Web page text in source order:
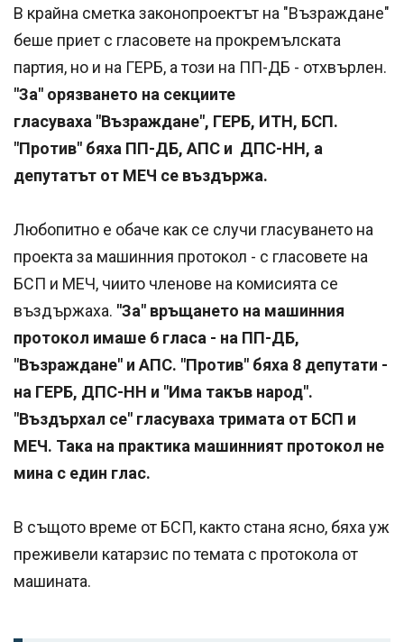
В крайна сметка законопроектът на "Възраждане"
беше приет с гласовете на прокремълската
партия, но и на ГЕРБ, а този на ПП-ДБ - отхвърлен.
"За" орязването на секциите
гласуваха "Възраждане", ГЕРБ, ИТН, БСП.
"Против" бяха ПП-ДБ, АПС и ДПС-НН, а
депутатът от МЕЧ се въздържа.
Любопитно е обаче как се случи гласуването на
проекта за машинния протокол - с гласовете на
БСП и МЕЧ, чиито членове на комисията се
въздържаха. "За" връщането на машинния
протокол имаше 6 гласа - на ПП-ДБ,
"Възраждане" и АПС. "Против" бяха 8 депутати -
на ГЕРБ, ДПС-НН и "Има такъв народ".
"Въздърхал се" гласуваха тримата от БСП и
МЕЧ. Така на практика машинният протокол не
мина с един глас.
В същото време от БСП, както стана ясно, бяха уж
преживели катарзис по темата с протокола от
машината.